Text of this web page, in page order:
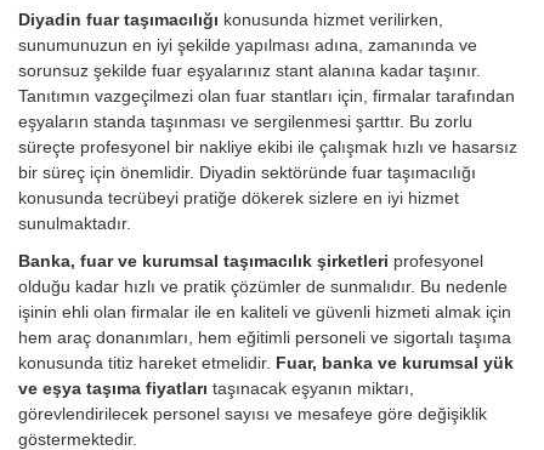
Diyadin fuar taşımacılığı konusunda hizmet verilirken,
sunumunuzun en iyi şekilde yapılması adına, zamanında ve
sorunsuz şekilde fuar eşyalarınız stant alanına kadar taşınır.
Tanıtımın vazgeçilmezi olan fuar stantları için, firmalar tarafından
eşyaların standa taşınması ve sergilenmesi şarttır. Bu zorlu
süreçte profesyonel bir nakliye ekibi ile çalışmak hızlı ve hasarsız
bir süreç için önemlidir. Diyadin sektöründe fuar taşımacılığı
konusunda tecrübeyi pratiğe dökerek sizlere en iyi hizmet
sunulmaktadır.
Banka, fuar ve kurumsal taşımacılık şirketleri profesyonel
olduğu kadar hızlı ve pratik çözümler de sunmalıdır. Bu nedenle
işinin ehli olan firmalar ile en kaliteli ve güvenli hizmeti almak için
hem araç donanımları, hem eğitimli personeli ve sigortalı taşıma
konusunda titiz hareket etmelidir. Fuar, banka ve kurumsal yük
ve eşya taşıma fiyatları taşınacak eşyanın miktarı,
görevlendirilecek personel sayısı ve mesafeye göre değişiklik
göstermektedir.